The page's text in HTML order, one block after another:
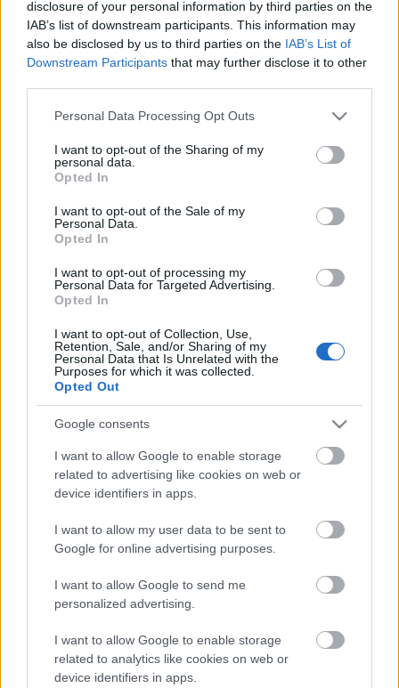
disclosure of your personal information by third parties on the
IAB’s list of downstream participants. This information may
also be disclosed by us to third parties on the IAB’s List of
Downstream Participants that may further disclose it to other
Please note that this website/app uses one or more Google
not limited to your visit or usage behaviour. You may click to
grant or deny consent to Google and its third-party tags to
use your data for below specified purposes in below Google
consent section.
Personal Data Processing Opt Outs
I want to opt-out of the Sharing of my
personal data.
Opted In
I want to opt-out of the Sale of my
Personal Data.
Opted In
I want to opt-out of processing my
Personal Data for Targeted Advertising.
Opted In
I want to opt-out of Collection, Use,
Retention, Sale, and/or Sharing of my
Personal Data that Is Unrelated with the
Purposes for which it was collected.
Opted Out
Google consents
I want to allow Google to enable storage
related to advertising like cookies on web or
device identifiers in apps.
I want to allow my user data to be sent to
Google for online advertising purposes.
I want to allow Google to send me
personalized advertising.
I want to allow Google to enable storage
related to analytics like cookies on web or
device identifiers in apps.
Jóltevő Asszonyi Egyesület Pesten és
Budán - A szociális gondoskodás
Fónagy Zoltán•2014. január 03.
A hagyományos társadalomban az önmagukról
gondoskodni képtelenek ellátása alapvetően a
család és a rokonság feladata volt. A modernizáció
során azonban egyre többen keltek útra, s
veszítették el a rokoni kötelékek biztonsági hálóját. A
polgárosodó társadalomnak új megoldásokat
kellett találnia a…